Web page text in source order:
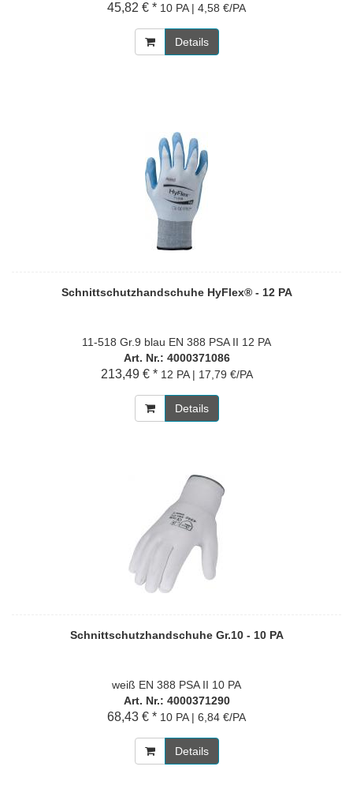
45,82 € * 10 PA | 4,58 €/PA
Details
Schnittschutzhandschuhe HyFlex® - 12 PA
11-518 Gr.9 blau EN 388 PSA II 12 PA
Art. Nr.: 4000371086
213,49 € * 12 PA | 17,79 €/PA
Details
Schnittschutzhandschuhe Gr.10 - 10 PA
weiß EN 388 PSA II 10 PA
Art. Nr.: 4000371290
68,43 € * 10 PA | 6,84 €/PA
Details